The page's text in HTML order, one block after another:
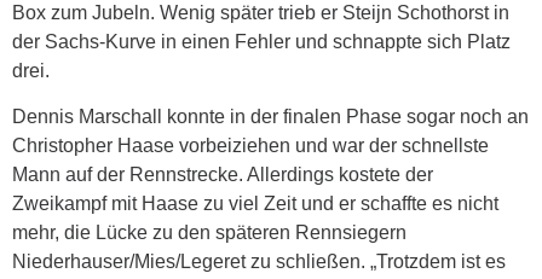
Box zum Jubeln. Wenig später trieb er Steijn Schothorst in
der Sachs-Kurve in einen Fehler und schnappte sich Platz
drei.
Dennis Marschall konnte in der finalen Phase sogar noch an
Christopher Haase vorbeiziehen und war der schnellste
Mann auf der Rennstrecke. Allerdings kostete der
Zweikampf mit Haase zu viel Zeit und er schaffte es nicht
mehr, die Lücke zu den späteren Rennsiegern
Niederhauser/Mies/Legeret zu schließen. „Trotzdem ist es